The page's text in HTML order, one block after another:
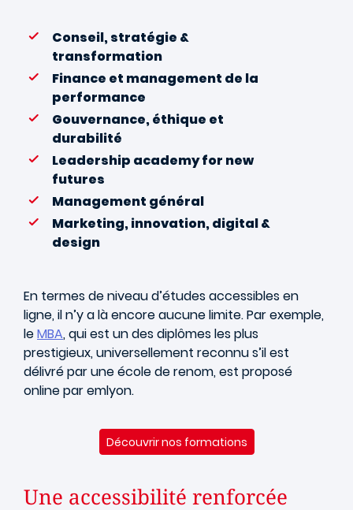
Conseil, stratégie &
transformation
Finance et management de la
performance
Gouvernance, éthique et
durabilité
Leadership academy for new
futures
Management général
Marketing, innovation, digital &
design
En termes de niveau d’études accessibles en
ligne, il n’y a là encore aucune limite. Par exemple,
leMBA, qui est un des diplômes les plus
prestigieux, universellement reconnu s’il est
délivré par une école de renom, est proposé
online par emlyon.
Découvrir nos formations
Une accessibilité renforcée